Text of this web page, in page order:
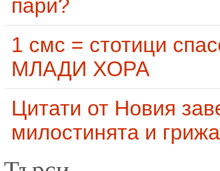
пари?
1 смс = стотици
МЛАДИ ХОРА
Цитати от Новия
милостинята и